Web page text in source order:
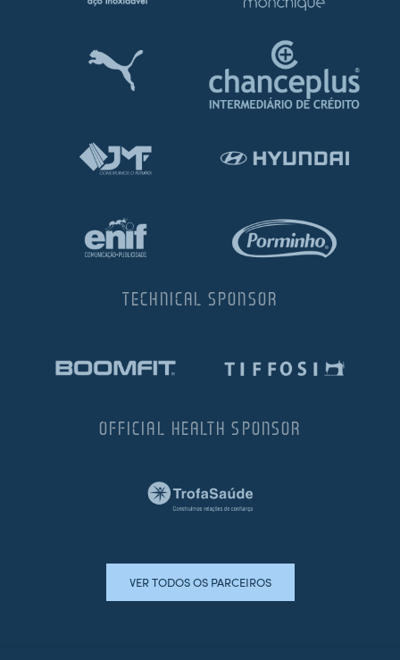
TECHNICAL SPONSOR
OFFICIAL HEALTH SPONSOR
VER TODOS OS PARCEIROS